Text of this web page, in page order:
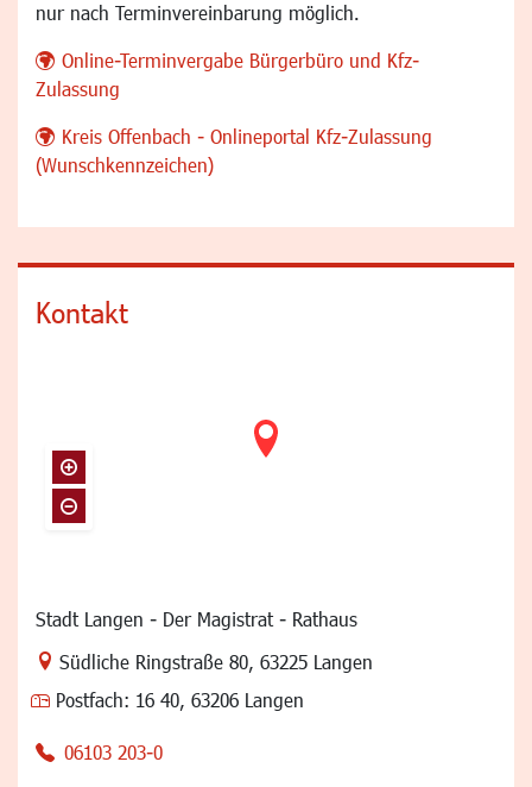
nur nach Terminvereinbarung möglich.
Online-Terminvergabe Bürgerbüro und Kfz-
Zulassung
Kreis Offenbach - Onlineportal Kfz-Zulassung
(Wunschkennzeichen)
Kontakt
Stadt Langen - Der Magistrat - Rathaus
Link zur Google-Maps Navigation
Südliche Ringstraße 80, 63225 Langen
Postfach: 16 40, 63206 Langen
06103 203-0